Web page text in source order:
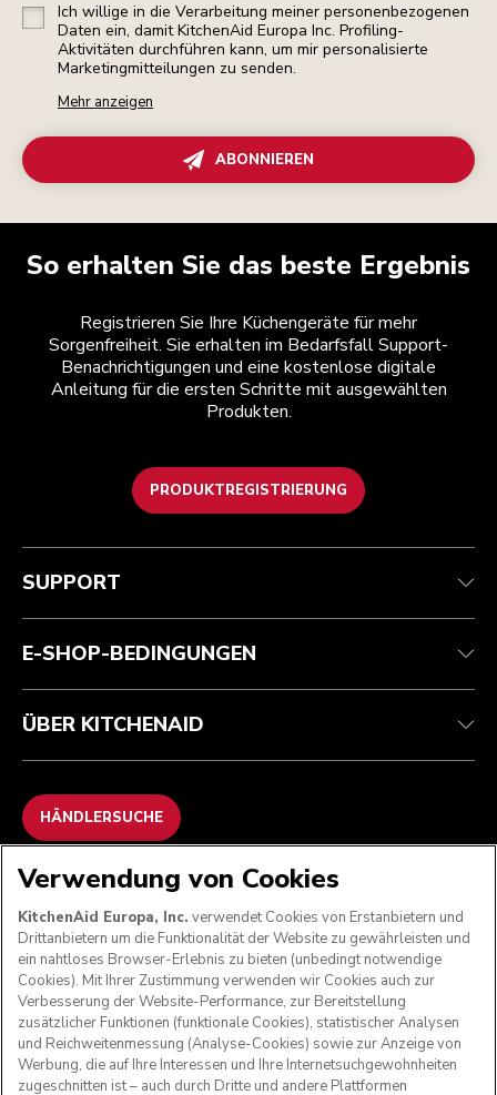
Ich willige in die Verarbeitung meiner personenbezogenen
Daten ein, damit KitchenAid Europa Inc. Profiling-
Aktivitäten durchführen kann, um mir personalisierte
Marketingmitteilungen zu senden.
Mehr anzeigen
ABONNIEREN
So erhalten Sie das beste Ergebnis
Registrieren Sie Ihre Küchengeräte für mehr
Sorgenfreiheit. Sie erhalten im Bedarfsfall Support-
Benachrichtigungen und eine kostenlose digitale
Anleitung für die ersten Schritte mit ausgewählten
Produkten.
PRODUKTREGISTRIERUNG
Kundenservice
Garantie und Dokumente
Kontaktieren Sie uns.
Teilnahmebedingungen
Rückgaben und Erstattungen
Impressum
ODR
Die Marke
Händlersuche
SUPPORT
E-SHOP-BEDINGUNGEN
ÜBER KITCHENAID
HÄNDLERSUCHE
WIR AKZEPTIEREN
FOLGEN SIE UNS
Verwendung von Cookies
KitchenAid Europa, Inc. verwendet Cookies von Erstanbietern und
Drittanbietern um die Funktionalität der Website zu gewährleisten und
ein nahtloses Browser-Erlebnis zu bieten (unbedingt notwendige
Cookies). Mit Ihrer Zustimmung verwenden wir Cookies auch zur
Verbesserung der Website-Performance, zur Bereitstellung
zusätzlicher Funktionen (funktionale Cookies), statistischer Analysen
und Reichweitenmessung (Analyse-Cookies) sowie zur Anzeige von
Werbung, die auf Ihre Interessen und Ihre Internetsuchgewohnheiten
zugeschnitten ist – auch durch Dritte und andere Plattformen